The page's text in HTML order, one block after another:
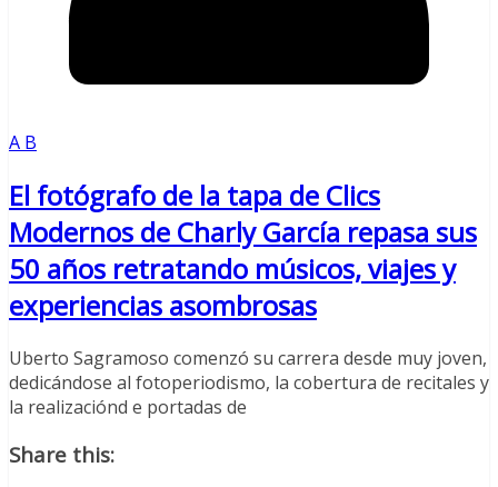
A B
El fotógrafo de la tapa de Clics
Modernos de Charly García repasa sus
50 años retratando músicos, viajes y
experiencias asombrosas
Uberto Sagramoso comenzó su carrera desde muy joven,
dedicándose al fotoperiodismo, la cobertura de recitales y
la realizaciónd e portadas de
Share this: